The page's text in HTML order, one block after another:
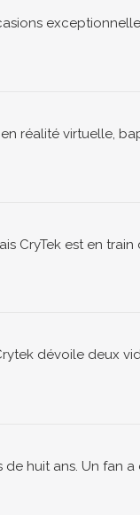
réalité virtuelle,
CryTek est en
dévoile deux
huit ans. Un